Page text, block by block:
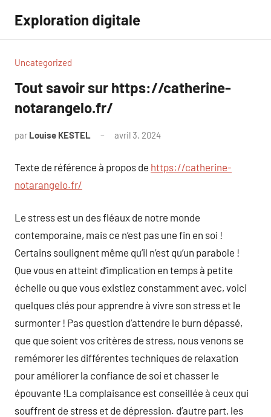
contenu
Exploration digitale
Uncategorized
Tout savoir sur https://catherine-
notarangelo.fr/
par Louise KESTEL avril 3, 2024
Texte de référence à propos de https://catherine-
notarangelo.fr/
Le stress est un des fléaux de notre monde
contemporaine, mais ce n’est pas une fin en soi !
Certains soulignent même qu’il n’est qu’un parabole !
Que vous en atteint d’implication en temps à petite
échelle ou que vous existiez constamment avec, voici
quelques clés pour apprendre à vivre son stress et le
surmonter ! Pas question d’attendre le burn dépassé,
que que soient vos critères de stress, nous venons se
remémorer les différentes techniques de relaxation
pour améliorer la confiance de soi et chasser le
épouvante !La complaisance est conseillée à ceux qui
souffrent de stress et de dépression. d’autre part, les